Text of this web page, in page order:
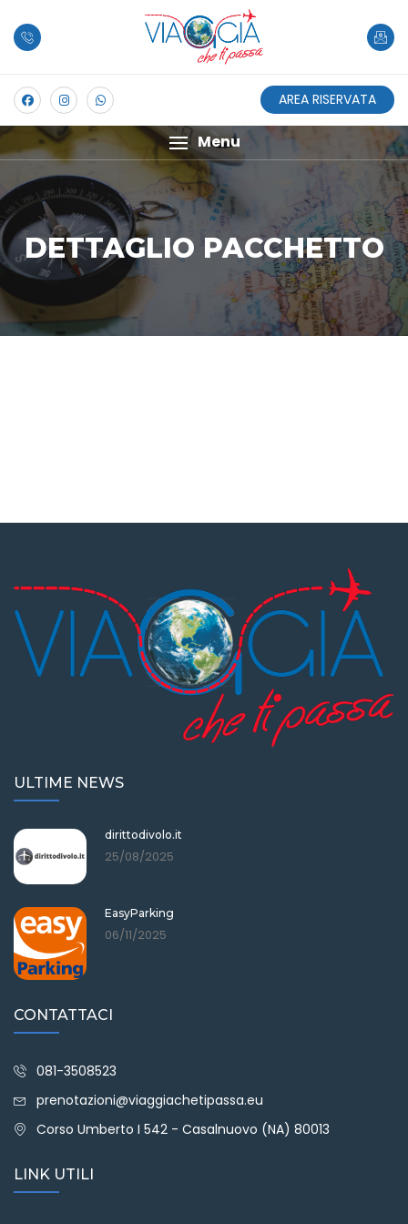
AREA RISERVATA
Menu
DETTAGLIO PACCHETTO
ULTIME NEWS
dirittodivolo.it
25/08/2025
EasyParking
06/11/2025
CONTATTACI
081-3508523
prenotazioni@viaggiachetipassa.eu
Corso Umberto I 542 - Casalnuovo (NA) 80013
LINK UTILI